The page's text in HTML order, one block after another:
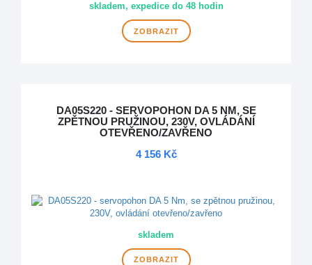
skladem, expedice do 48 hodin
ZOBRAZIT
DA05S220 - SERVOPOHON DA 5 NM, SE
ZPĚTNOU PRUŽINOU, 230V, OVLÁDÁNÍ
OTEVŘENO/ZAVŘENO
4 156 Kč
skladem
ZOBRAZIT